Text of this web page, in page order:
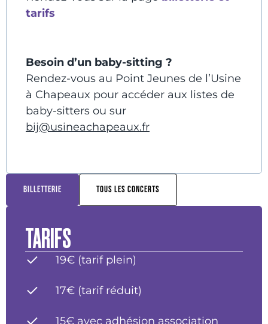
tarifs
Besoin d’un baby-sitting ?
Rendez-vous au Point Jeunes de l’Usine
à Chapeaux pour accéder aux listes de
baby-sitters ou sur
bij@usineachapeaux.fr
BILLETTERIE TOUS LES CONCERTS
TARIFS
19€ (tarif plein)
17€ (tarif réduit)
15€ avec adhésion association